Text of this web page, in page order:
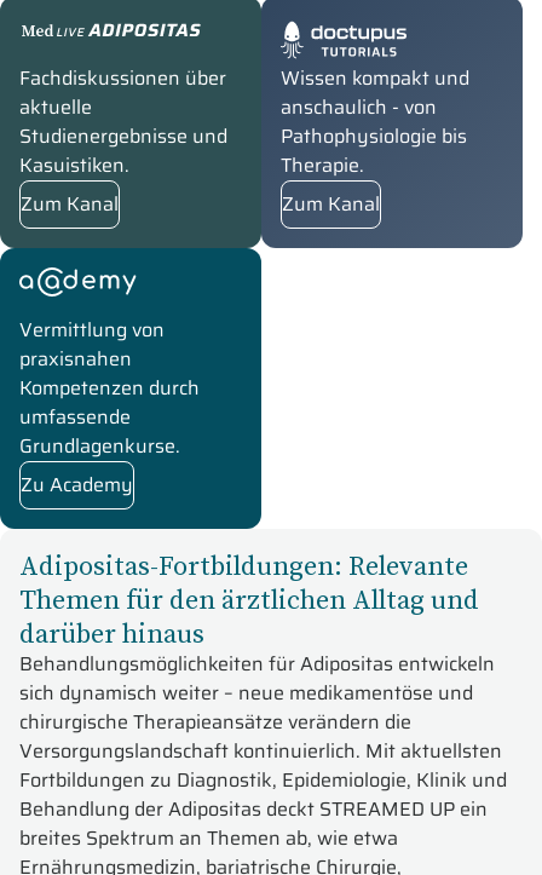
medLive Adipositas
Fachdiskussionen über
aktuelle
Studienergebnisse und
Kasuistiken.
Zum Kanal
Doctupus Tutorials
Wissen kompakt und
anschaulich - von
Pathophysiologie bis
Therapie.
Zum Kanal
academy
Vermittlung von
praxisnahen
Kompetenzen durch
umfassende
Grundlagenkurse.
Zu Academy
Adipositas-Fortbildungen: Relevante
Themen für den ärztlichen Alltag und
darüber hinaus
Behandlungsmöglichkeiten für Adipositas entwickeln
sich dynamisch weiter – neue medikamentöse und
chirurgische Therapieansätze verändern die
Versorgungslandschaft kontinuierlich. Mit aktuellsten
Fortbildungen zu Diagnostik, Epidemiologie, Klinik und
Behandlung der Adipositas deckt STREAMED UP ein
breites Spektrum an Themen ab, wie etwa
Ernährungsmedizin, bariatrische Chirurgie,